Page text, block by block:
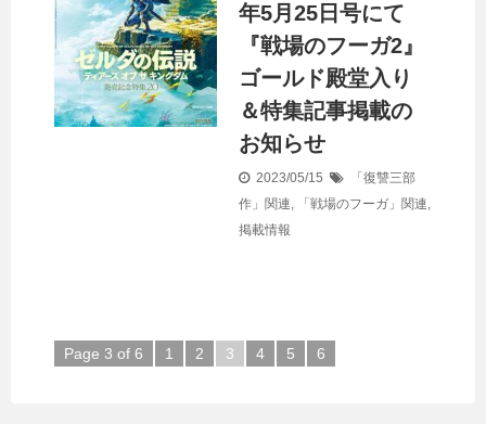
年5月25日号にて
『戦場のフーガ2』
ゴールド殿堂入り
＆特集記事掲載の
お知らせ
2023/05/15
「復讐三部
作」関連, 「戦場のフーガ」関連,
掲載情報
Page 3 of 6 1 2 3 4 5 6